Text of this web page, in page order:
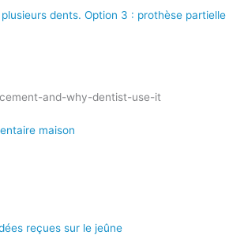
dents. Option 3 : prothèse partielle
maison
reçues sur le jeûne